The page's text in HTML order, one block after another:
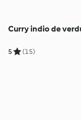
Curry indio de
5 (15)